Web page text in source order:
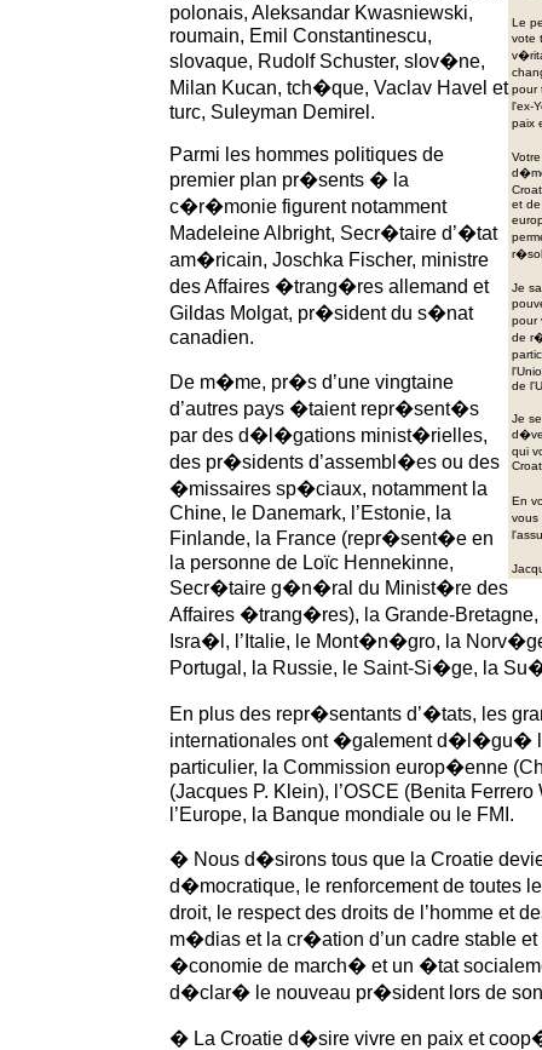
Le
vote
pour
l'ex-
paix
et
Je
pour
de
de
Je
qui
En
vous
polonais, Aleksandar Kwasniewski,
roumain, Emil Constantinescu,
slovaque, Rudolf Schuster, slov�ne,
Milan Kucan, tch�que, Vaclav Havel et
turc, Suleyman Demirel.
Parmi les hommes politiques de
premier plan pr�sents � la
c�r�monie figurent notamment
Madeleine Albright, Secr�taire d’�tat
am�ricain, Joschka Fischer, ministre
des Affaires �trang�res allemand et
Gildas Molgat, pr�sident du s�nat
canadien.
De m�me, pr�s d’une vingtaine
d’autres pays �taient repr�sent�s
par des d�l�gations minist�rielles,
des pr�sidents d’assembl�es ou des
�missaires sp�ciaux, notamment la
Chine, le Danemark, l’Estonie, la
Finlande, la France (repr�sent�e en
la personne de Loïc Hennekinne,
Secr�taire g�n�ral du Minist�re des
Affaires �trang�res), la Grande-Bretagne,
Isra�l, l’Italie, le Mont�n�gro, la
Portugal, la Russie, le Saint-Si�ge, la
En plus des repr�sentants d’�tats, les
internationales ont �galement d�l�gu�
particulier, la Commission europ�enne
(Jacques P. Klein), l’OSCE (Benita
l’Europe, la Banque mondiale ou le FMI.
� Nous d�sirons tous que la Croatie
d�mocratique, le renforcement de toutes
droit, le respect des droits de l’homme et
m�dias et la cr�ation d’un cadre stable et
�conomie de march� et un �tat
d�clar� le nouveau pr�sident lors de
� La Croatie d�sire vivre en paix et